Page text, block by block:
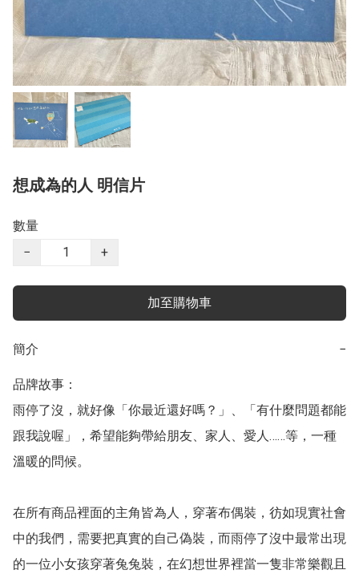
想成為的人 明信片
數量
−
+
加至購物車
簡介 −
品牌故事：
雨停了沒，就好像「你最近還好嗎？」、「有什麼問題都能
跟我說喔」，希望能夠帶給朋友、家人、愛人……等，一種
溫暖的問候。
在所有商品裡面的主角皆為人，穿著布偶裝，彷如現實社會
中的我們，需要把真實的自己偽裝，而雨停了沒中最常出現
的一位小女孩穿著兔兔裝，在幻想世界裡當一隻非常樂觀且